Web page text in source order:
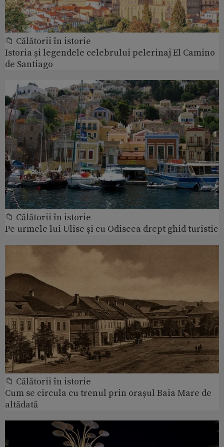
📁 Călătorii în istorie
Istoria și legendele celebrului pelerinaj El Camino
de Santiago
📁 Călătorii în istorie
Pe urmele lui Ulise şi cu Odiseea drept ghid turistic
📁 Călătorii în istorie
Cum se circula cu trenul prin orașul Baia Mare de
altădată